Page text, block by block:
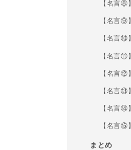
【名言⑧
【名言⑨
【名言⑩
【名言⑪
【名言⑫
【名言⑬
【名言⑭
【名言⑮
まとめ